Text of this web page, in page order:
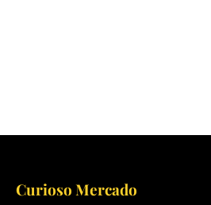
Curioso Mercado